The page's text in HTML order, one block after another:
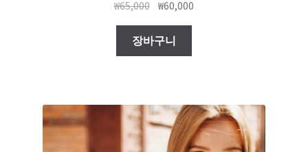
₩65,000 ₩60,000
장바구니